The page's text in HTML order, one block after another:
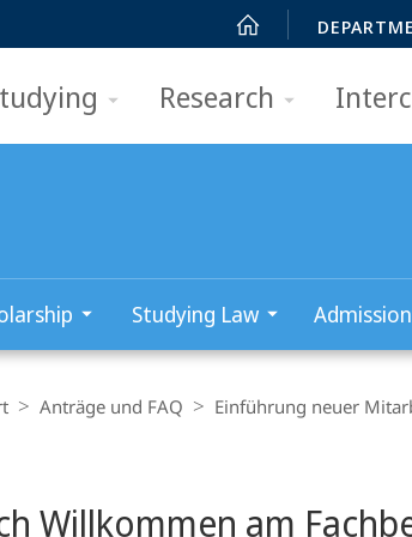
Research
Studying Law Admission
Anträge und FAQ Einführung neuer
Willkommen am